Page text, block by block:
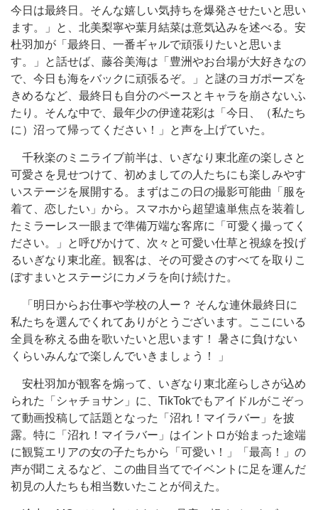
今日は最終日。そんな嬉しい気持ちを爆発させたいと思い
ます。」と、北美梨寧や葉月結菜は意気込みを述べる。安
杜羽加が「最終日、一番ギャルで頑張りたいと思いま
す。」と話せば、藤谷美海は「豊洲やお台場が大好きなの
で、今日も海をバックに頑張るぞ。」と謎のヨガポーズを
きめるなど、最終日も自分のペースとキャラを崩さないふ
たり。そんな中で、最年少の伊達花彩は「今日、（私たち
に）沼って帰ってください！」と声を上げていた。
千秋楽のミニライブ前半は、いぎなり東北産の楽しさと
可愛さを見せつけて、初めましての人たちにも楽しみやす
いステージを展開する。まずはこの日の撮影可能曲「服を
着て、恋したい」から。スマホから超望遠単焦点を装着し
たミラーレス一眼まで準備万端な客席に「可愛く撮ってく
ださい。」と呼びかけて、次々と可愛い仕草と視線を投げ
るいぎなり東北産。観客は、その可愛さのすべてを取りこ
ぼすまいとステージにカメラを向け続けた。
「明日からお仕事や学校の人ー？ そんな連休最終日に
私たちを選んでくれてありがとうございます。ここにいる
全員を称える曲を歌いたいと思います！ 暑さに負けない
くらいみんなで楽しんでいきましょう！ 」
安杜羽加が観客を煽って、いぎなり東北産らしさが込め
られた「シャチョサン」に、TikTokでもアイドルがこぞっ
て動画投稿して話題となった「沼れ！マイラバー」を披
露。特に「沼れ！マイラバー」はイントロが始まった途端
に観覧エリアの女の子たちから「可愛い！」「最高！」の
声が聞こえるなど、この曲目当てでイベントに足を運んだ
初見の人たちも相当数いたことが伺えた。